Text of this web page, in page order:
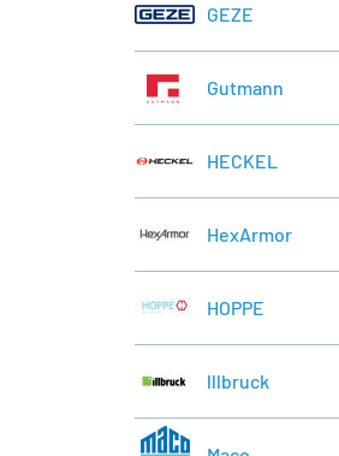
GEZE
Gutmann
HECKEL
HexArmor
HOPPE
lllbruck